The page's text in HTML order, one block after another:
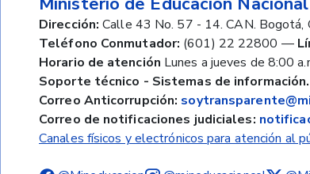
Dirección: Calle 43 No. 57 - 14. CAN.
Teléfono Conmutador: (601) 22 22800 —
Horario de atención Lunes a jueves de 8:00
Soporte técnico - Sistemas de
Correo Anticorrupción:
Correo de notificaciones judiciales:
Canales físicos y electrónicos para atención al